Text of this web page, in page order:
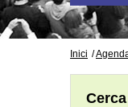
Inici